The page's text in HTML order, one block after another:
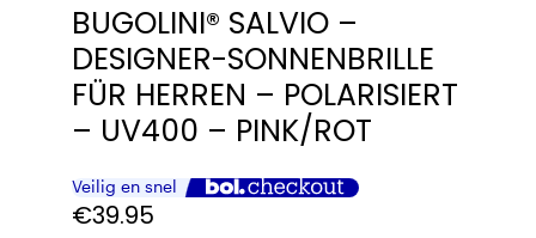
BUGOLINI® SALVIO –
DESIGNER-SONNENBRILLE
FÜR HERREN – POLARISIERT
– UV400 – PINK/ROT
€39.95